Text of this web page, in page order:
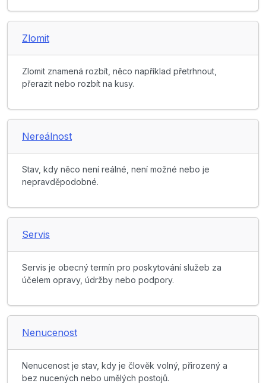
Zlomit
Zlomit znamená rozbít, něco například přetrhnout,
přerazit nebo rozbít na kusy.
Nereálnost
Stav, kdy něco není reálné, není možné nebo je
nepravděpodobné.
Servis
Servis je obecný termín pro poskytování služeb za
účelem opravy, údržby nebo podpory.
Nenucenost
Nenucenost je stav, kdy je člověk volný, přirozený a
bez nucených nebo umělých postojů.